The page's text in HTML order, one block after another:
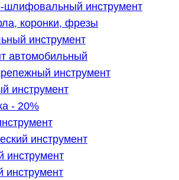
шлифовальный инструмент
коронки, фрезы
инструмент
автомобильный
инструмент
инструмент
- 20%
инструмент
инструмент
инструмент